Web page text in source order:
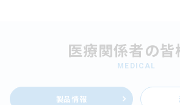
医療関係者の皆
MEDICAL
製品情報